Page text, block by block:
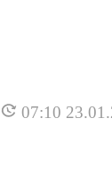
07:10